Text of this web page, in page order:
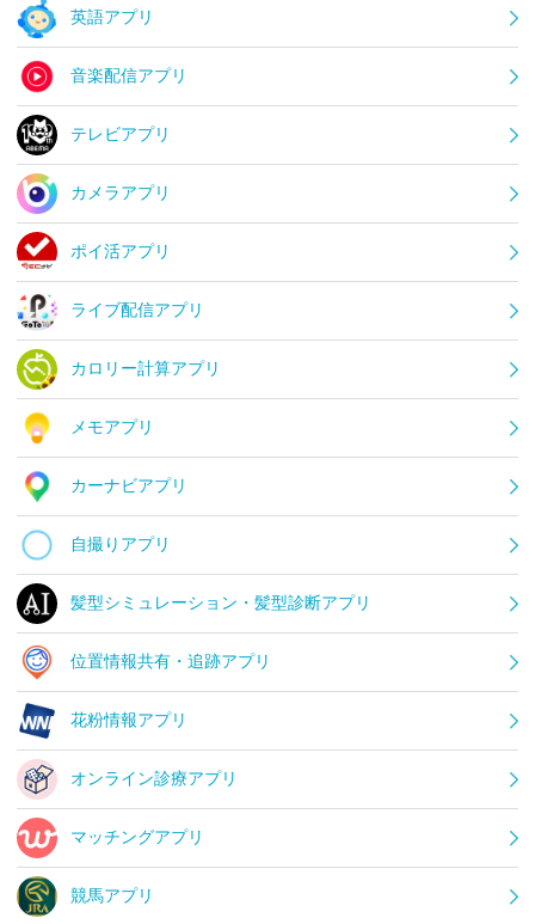
英語アプリ
音楽配信アプリ
テレビアプリ
カメラアプリ
ポイ活アプリ
ライブ配信アプリ
カロリー計算アプリ
メモアプリ
カーナビアプリ
自撮りアプリ
髪型シミュレーション・髪型診断アプリ
位置情報共有・追跡アプリ
花粉情報アプリ
オンライン診療アプリ
マッチングアプリ
競馬アプリ